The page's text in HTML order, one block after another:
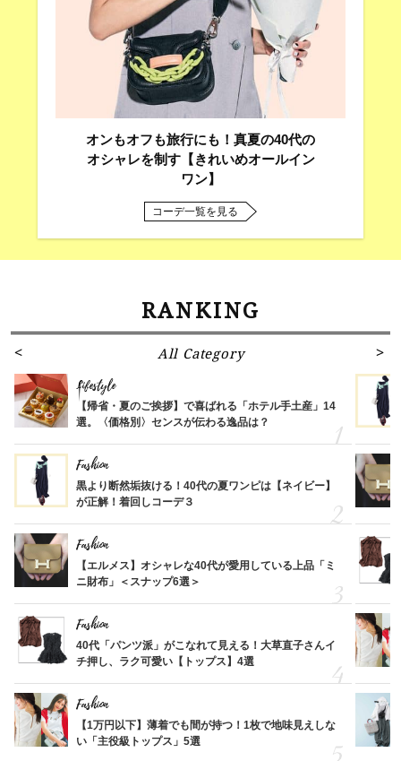
オンもオフも旅行にも！真夏の40代の
オシャレを制す【きれいめオールイン
ワン】
コーデ一覧を見る
RANKING
All Category
Lifestyle
【帰省・夏のご挨拶】で喜ばれる「ホテル手土産」14
選。〈価格別〉センスが伝わる逸品は？
Fashion
黒より断然垢抜ける！40代の夏ワンピは【ネイビー】
が正解！着回しコーデ３
Fashion
【エルメス】オシャレな40代が愛用している上品「ミ
ニ財布」＜スナップ6選＞
Fashion
40代「パンツ派」がこなれて見える！大草直子さんイ
チ押し、ラク可愛い【トップス】4選
Fashion
【1万円以下】薄着でも間が持つ！1枚で地味見えしな
い「主役級トップス」5選